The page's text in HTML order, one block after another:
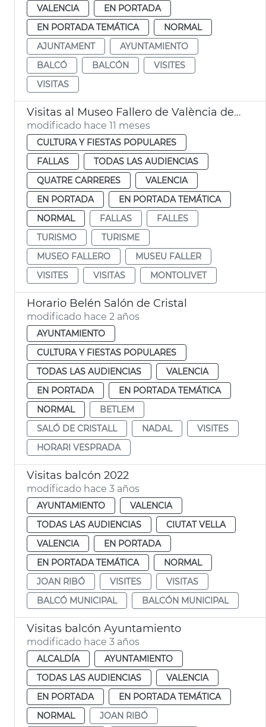
VALENCIA
EN PORTADA
EN PORTADA TEMÁTICA
NORMAL
AJUNTAMENT
AYUNTAMIENTO
BALCÓ
BALCÓN
VISITES
VISITAS
Visitas al Museo Fallero de València del año 2024
modificado hace 11 meses
CULTURA Y FIESTAS POPULARES
FALLAS
TODAS LAS AUDIENCIAS
QUATRE CARRERES
VALENCIA
EN PORTADA
EN PORTADA TEMÁTICA
NORMAL
FALLAS
FALLES
TURISMO
TURISME
MUSEO FALLERO
MUSEU FALLER
VISITES
VISITAS MONTOLIVET
Horario Belén Salón de Cristal
modificado hace 2 años
AYUNTAMIENTO
CULTURA Y FIESTAS POPULARES
TODAS LAS AUDIENCIAS
VALENCIA
EN PORTADA
EN PORTADA TEMÁTICA
NORMAL
BETLEM
SALÓ DE CRISTALL
NADAL
VISITES
HORARI VESPRADA
Visitas balcón 2022
modificado hace 3 años
AYUNTAMIENTO
VALENCIA
TODAS LAS AUDIENCIAS
CIUTAT VELLA
VALENCIA
EN PORTADA
EN PORTADA TEMÁTICA
NORMAL
JOAN RIBÓ
VISITES
VISITAS
BALCÓ MUNICIPAL
BALCÓN MUNICIPAL
Visitas balcón Ayuntamiento
modificado hace 3 años
ALCALDÍA
AYUNTAMIENTO
TODAS LAS AUDIENCIAS
VALENCIA
EN PORTADA
EN PORTADA TEMÁTICA
NORMAL
JOAN RIBÓ